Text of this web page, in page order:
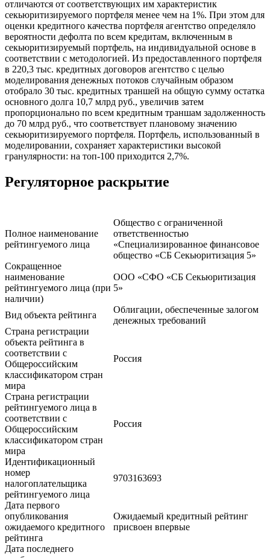
отличаются от соответствующих им характеристик
секьюритизируемого портфеля менее чем на 1%. При этом для
оценки кредитного качества портфеля агентство определяло
вероятности дефолта по всем кредитам, включенным в
секьюритизируемый портфель, на индивидуальной основе в
соответствии с методологией. Из предоставленного портфеля
в 220,3 тыс. кредитных договоров агентство с целью
моделирования денежных потоков случайным образом
отобрало 30 тыс. кредитных траншей на общую сумму остатка
основного долга 10,7 млрд руб., увеличив затем
пропорционально по всем кредитным траншам задолженность
до 70 млрд руб., что соответствует плановому значению
секьюритизируемого портфеля. Портфель, использованный в
моделировании, сохраняет характеристики высокой
гранулярности: на топ-100 приходится 2,7%.
Регуляторное раскрытие
Полное наименование
рейтингуемого лица
Общество с ограниченной
ответственностью
«Специализированное финансовое
общество «СБ Секьюритизация 5»
Сокращенное
наименование
рейтингуемого лица (при
наличии)
ООО «СФО «СБ Секьюритизация
5»
Вид объекта рейтинга
Облигации, обеспеченные залогом
денежных требований
Страна регистрации
объекта рейтинга в
соответствии с
Общероссийским
классификатором стран
мира
Россия
Страна регистрации
рейтингуемого лица в
соответствии с
Общероссийским
классификатором стран
мира
Россия
Идентификационный
номер
налогоплательщика
рейтингуемого лица
9703163693
Дата первого
опубликования
ожидаемого кредитного
рейтинга
Ожидаемый кредитный рейтинг
присвоен впервые
Дата последнего